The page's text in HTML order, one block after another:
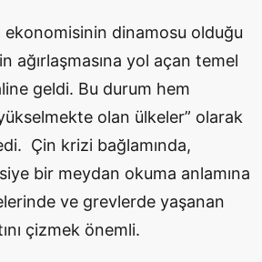
ekonomisinin dinamosu olduğu
ağırlaşmasına yol açan temel
geldi. Bu durum hem
olan ülkeler” olarak
Çin krizi bağlamında,
bir meydan okuma anlamına
ve grevlerde yaşanan
çizmek önemli.